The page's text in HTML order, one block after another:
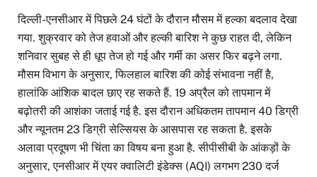
दिल्ली-एनसीआर में पिछले 24 घंटों के दौरान मौसम में हल्का बदलाव देखा
गया. शुक्रवार को तेज हवाओं और हल्की बारिश ने कुछ राहत दी, लेकिन
शनिवार सुबह से ही धूप तेज हो गई और गर्मी का असर फिर बढ़ने लगा.
मौसम विभाग के अनुसार, फिलहाल बारिश की कोई संभावना नहीं है,
हालांकि आंशिक बादल छाए रह सकते हैं. 19 अप्रैल को तापमान में
बढ़ोतरी की आशंका जताई गई है. इस दौरान अधिकतम तापमान 40 डिग्री
और न्यूनतम 23 डिग्री सेल्सियस के आसपास रह सकता है. इसके
अलावा प्रदूषण भी चिंता का विषय बना हुआ है. सीपीसीबी के आंकड़ों के
अनुसार, एनसीआर में एयर क्वालिटी इंडेक्स (AQI) लगभग 230 दर्ज